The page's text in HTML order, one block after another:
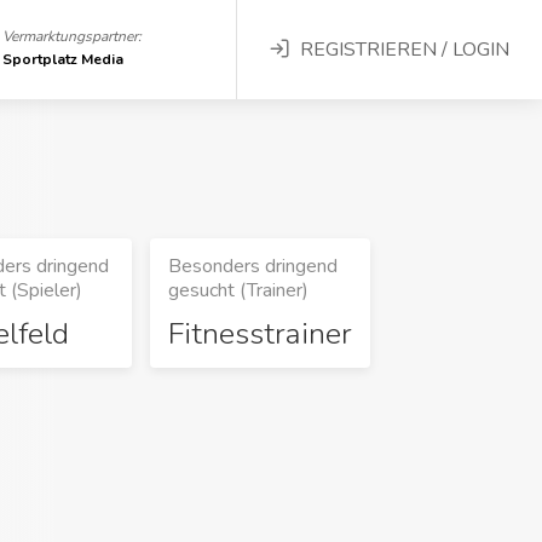
Vermarktungspartner:
Sportplatz Media
REGISTRIEREN / LOGIN
dringend
(Spieler)
Besonders dringend
gesucht (Trainer)
Fitnesstrainer